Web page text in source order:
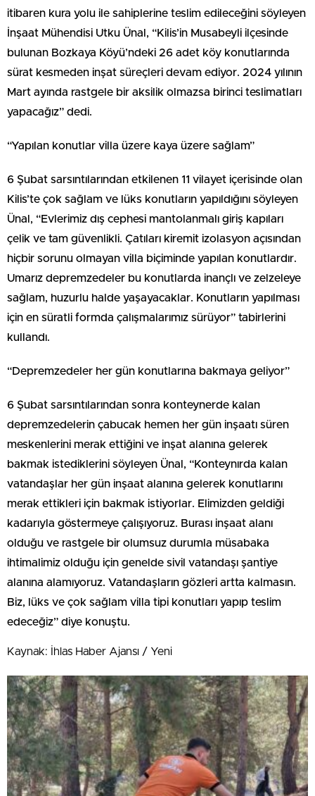
itibaren kura yolu ile sahiplerine teslim edileceğini söyleyen
İnşaat Mühendisi Utku Ünal, “Kilis’in Musabeyli ilçesinde
bulunan Bozkaya Köyü’ndeki 26 adet köy konutlarında
sürat kesmeden inşat süreçleri devam ediyor. 2024 yılının
Mart ayında rastgele bir aksilik olmazsa birinci teslimatları
yapacağız” dedi.
“Yapılan konutlar villa üzere kaya üzere sağlam”
6 Şubat sarsıntılarından etkilenen 11 vilayet içerisinde olan
Kilis’te çok sağlam ve lüks konutların yapıldığını söyleyen
Ünal, “Evlerimiz dış cephesi mantolanmalı giriş kapıları
çelik ve tam güvenlikli. Çatıları kiremit izolasyon açısından
hiçbir sorunu olmayan villa biçiminde yapılan konutlardır.
Umarız depremzedeler bu konutlarda inançlı ve zelzeleye
sağlam, huzurlu halde yaşayacaklar. Konutların yapılması
için en süratli formda çalışmalarımız sürüyor” tabirlerini
kullandı.
“Depremzedeler her gün konutlarına bakmaya geliyor”
6 Şubat sarsıntılarından sonra konteynerde kalan
depremzedelerin çabucak hemen her gün inşaatı süren
meskenlerini merak ettiğini ve inşat alanına gelerek
bakmak istediklerini söyleyen Ünal, “Konteynırda kalan
vatandaşlar her gün inşaat alanına gelerek konutlarını
merak ettikleri için bakmak istiyorlar. Elimizden geldiği
kadarıyla göstermeye çalışıyoruz. Burası inşaat alanı
olduğu ve rastgele bir olumsuz durumla müsabaka
ihtimalimiz olduğu için genelde sivil vatandaşı şantiye
alanına alamıyoruz. Vatandaşların gözleri artta kalmasın.
Biz, lüks ve çok sağlam villa tipi konutları yapıp teslim
edeceğiz” diye konuştu.
Kaynak: İhlas Haber Ajansı / Yeni